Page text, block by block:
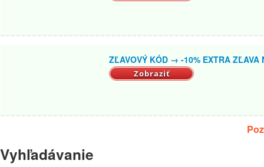
ZĽAVOVÝ KÓD → -10% EXTRA
Zobraziť
Vyhľadávanie